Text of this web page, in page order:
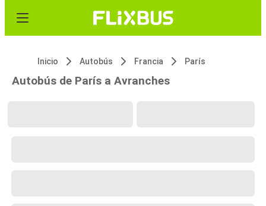
Inicio Autobús Francia París
Autobús de París a Avranches